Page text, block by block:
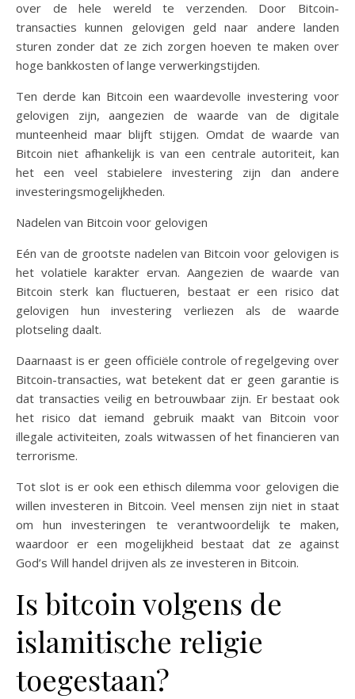
over de hele wereld te verzenden. Door Bitcoin-
transacties kunnen gelovigen geld naar andere landen
sturen zonder dat ze zich zorgen hoeven te maken over
hoge bankkosten of lange verwerkingstijden.
Ten derde kan Bitcoin een waardevolle investering voor
gelovigen zijn, aangezien de waarde van de digitale
munteenheid maar blijft stijgen. Omdat de waarde van
Bitcoin niet afhankelijk is van een centrale autoriteit, kan
het een veel stabielere investering zijn dan andere
investeringsmogelijkheden.
Nadelen van Bitcoin voor gelovigen
Eén van de grootste nadelen van Bitcoin voor gelovigen is
het volatiele karakter ervan. Aangezien de waarde van
Bitcoin sterk kan fluctueren, bestaat er een risico dat
gelovigen hun investering verliezen als de waarde
plotseling daalt.
Daarnaast is er geen officiële controle of regelgeving over
Bitcoin-transacties, wat betekent dat er geen garantie is
dat transacties veilig en betrouwbaar zijn. Er bestaat ook
het risico dat iemand gebruik maakt van Bitcoin voor
illegale activiteiten, zoals witwassen of het financieren van
terrorisme.
Tot slot is er ook een ethisch dilemma voor gelovigen die
willen investeren in Bitcoin. Veel mensen zijn niet in staat
om hun investeringen te verantwoordelijk te maken,
waardoor er een mogelijkheid bestaat dat ze against
God’s Will handel drijven als ze investeren in Bitcoin.
Is bitcoin volgens de
islamitische religie
toegestaan?